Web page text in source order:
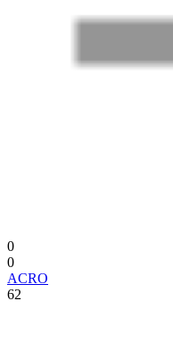
0
0
ACRO
62